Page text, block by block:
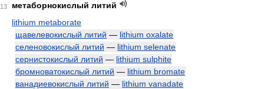
13
метаборнокислый литий
lithium metaborate
щавелевокислый литий — lithium oxalate
селеновокислый литий — lithium selenate
сернистокислый литий — lithium sulphite
бромноватокислый литий — lithium bromate
ванадиевокислый литий — lithium vanadate